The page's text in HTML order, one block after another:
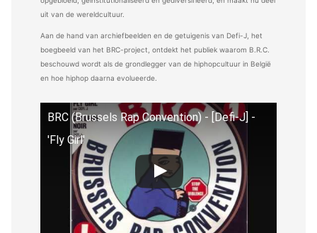
uit van de wereldcultuur.
Aan de hand van archiefbeelden en de getuigenis van Defi-J, het
boegbeeld van het BRC-project, ontdekt het publiek waarom B.R.C.
beschouwd wordt als de grondlegger van de hiphopcultuur in België
en hoe hiphop daarna evolueerde.
BRC (Brussels Rap Convention) - [Defi-J] -
'Fly Girl'